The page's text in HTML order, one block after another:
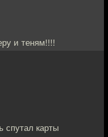
и теням!!!!
спутал карты